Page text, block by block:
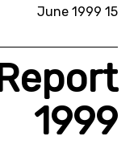
15 June 1999
1999